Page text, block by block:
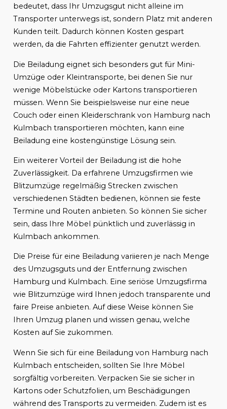
bedeutet, dass Ihr Umzugsgut nicht alleine im
Transporter unterwegs ist, sondern Platz mit anderen
Kunden teilt. Dadurch können Kosten gespart
werden, da die Fahrten effizienter genutzt werden.
Die Beiladung eignet sich besonders gut für Mini-
Umzüge oder Kleintransporte, bei denen Sie nur
wenige Möbelstücke oder Kartons transportieren
müssen. Wenn Sie beispielsweise nur eine neue
Couch oder einen Kleiderschrank von Hamburg nach
Kulmbach transportieren möchten, kann eine
Beiladung eine kostengünstige Lösung sein.
Ein weiterer Vorteil der Beiladung ist die hohe
Zuverlässigkeit. Da erfahrene Umzugsfirmen wie
Blitzumzüge regelmäßig Strecken zwischen
verschiedenen Städten bedienen, können sie feste
Termine und Routen anbieten. So können Sie sicher
sein, dass Ihre Möbel pünktlich und zuverlässig in
Kulmbach ankommen.
Die Preise für eine Beiladung variieren je nach Menge
des Umzugsguts und der Entfernung zwischen
Hamburg und Kulmbach. Eine seriöse Umzugsfirma
wie Blitzumzüge wird Ihnen jedoch transparente und
faire Preise anbieten. Auf diese Weise können Sie
Ihren Umzug planen und wissen genau, welche
Kosten auf Sie zukommen.
Wenn Sie sich für eine Beiladung von Hamburg nach
Kulmbach entscheiden, sollten Sie Ihre Möbel
sorgfältig vorbereiten. Verpacken Sie sie sicher in
Kartons oder Schutzfolien, um Beschädigungen
während des Transports zu vermeiden. Zudem ist es